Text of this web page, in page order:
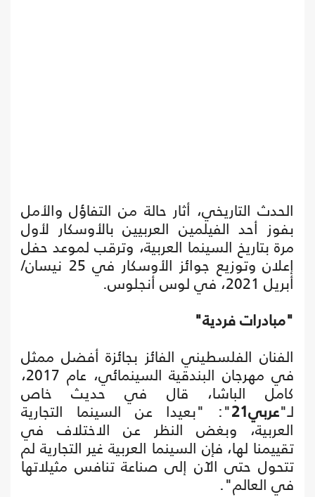
الحدث التاريخي، أثار حالة من التفاؤل والأمل
بفوز أحد الفيلمين العربيين بالأوسكار لأول
مرة بتاريخ السينما العربية، وترقب لموعد حفل
إعلان وتوزيع جوائز الأوسكار في 25 نيسان/
أبريل 2021، في لوس أنجلوس.
"مبادرات فردية"
الفنان الفلسطيني الفائز بجائزة أفضل ممثل
في مهرجان البندقية السينمائي، عام 2017،
كامل الباشا، قال في حديث خاص
لـ"عربي21 ": "بعيدا عن السينما التجارية
العربية، وبغض النظر عن الاختلاف في
تقييمنا لها، فإن السينما العربية غير التجارية لم
تتحول حتى الآن إلى صناعة تنافس مثيلاتها
في العالم".